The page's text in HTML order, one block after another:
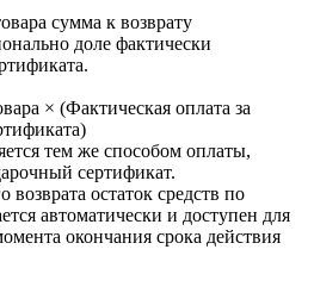
сумма к возврату
доле фактически
× (Фактическая оплата за
тем же способом оплаты,
сертификат.
остаток средств по
автоматически и доступен для
окончания срока действия